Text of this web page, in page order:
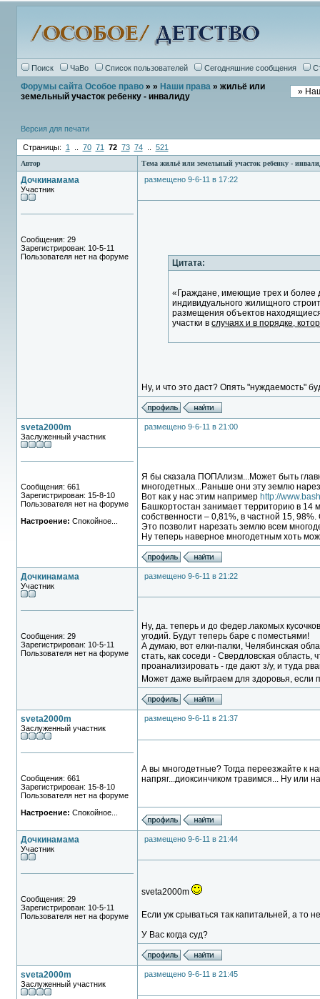
Поиск ЧаВо Список пользователей Сегодняшние сообщения
Форумы сайта Особое право» » Наши права» жильё или
земельный участок ребенку - инвалиду
Версия для печати
Страницы: 1 70 71 72 73 74.. 521
Автор Тема жильё или земельный участок ребенку -
Дочкинамама
Участник
Сообщения: 29
Зарегистрирован: 10-5-11
Пользователя нет на форуме
размещено 9-6-11 в 17:22
Цитата:
«Граждане, имеющие трех и более
индивидуального жилищного
размещения объектов
участки вслучаях и в порядке,
Ну, и что это даст? Опять "нуждаемость"
sveta2000m
Заслуженный участник
Сообщения: 661
Зарегистрирован: 15-8-10
Пользователя нет на форуме
Настроение: Спокойное...
размещено 9-6-11 в 21:00
Я бы сказала ПОПАлизм...Может быть
многодетных...Раньше они эту землю
Вот как у нас этим например http://
Башкортостан занимает территорию в 14
собственности – 0,81%, в частной 15,
Это позволит нарезать землю всем
Ну теперь наверное многодетным хоть
Дочкинамама
Участник
Сообщения: 29
Зарегистрирован: 10-5-11
Пользователя нет на форуме
размещено 9-6-11 в 21:22
Ну, да. теперь и до федер.лакомых
угодий. Будут теперь баре с поместьями!
А думаю, вот елки-палки, Челябинская
стать, как соседи - Свердловская область,
проанализировать - где дают з/у, и туда
Может даже выйграем для здоровья, если
sveta2000m
Заслуженный участник
Сообщения: 661
Зарегистрирован: 15-8-10
Пользователя нет на форуме
Настроение: Спокойное...
размещено 9-6-11 в 21:37
А вы многодетные? Тогда переезжайте к
напряг...диоксинчиком травимся... Ну или
Дочкинамама
Участник
Сообщения: 29
Зарегистрирован: 10-5-11
Пользователя нет на форуме
размещено 9-6-11 в 21:44
sveta2000m
Если уж срываться так капитальней, а то
У Вас когда суд?
sveta2000m
Заслуженный участник
размещено 9-6-11 в 21:45